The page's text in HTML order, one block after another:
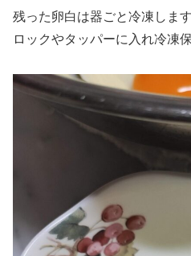
残った卵白は器ごと冷凍しま
ロックやタッパーに入れ冷凍